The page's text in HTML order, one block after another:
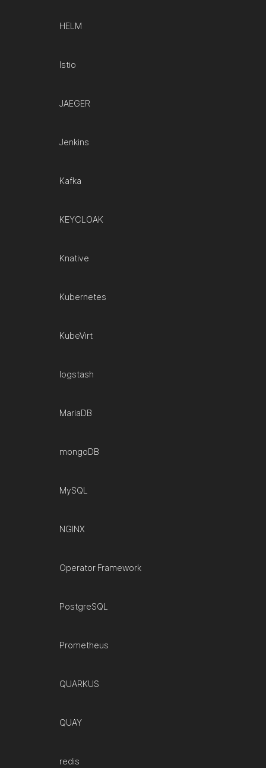
HELM
Istio
JAEGER
Jenkins
Kafka
KEYCLOAK
Knative
Kubernetes
KubeVirt
logstash
MariaDB
mongoDB
MySQL
NGINX
Operator Framework
PostgreSQL
Prometheus
QUARKUS
QUAY
redis